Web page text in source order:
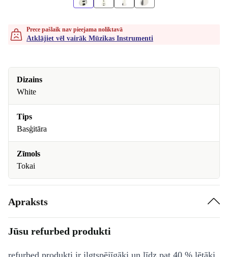
Prece pašlaik nav pieejama noliktavā
Atklājiet vēl vairāk Mūzikas Instrumenti
Dizains
White
Tips
Basģitāra
Zīmols
Tokai
Apraksts
Jūsu refurbed produkti
refurbed produkti ir ilgtspējīgāki un līdz pat 40 % lētāki